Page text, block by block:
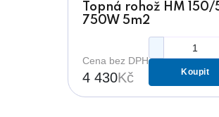
Topná rohož HM 150/
750W 5m2
Cena bez DPH
4 430Kč Koupit